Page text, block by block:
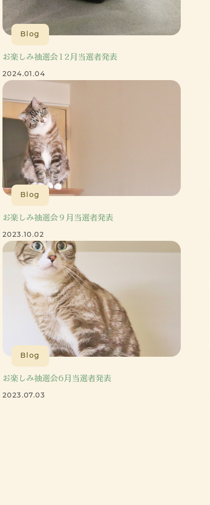
Blog
お楽しみ抽選会12月当選者発表
2024.01.04
Blog
お楽しみ抽選会９月当選者発表
2023.10.02
Blog
お楽しみ抽選会6月当選者発表
2023.07.03